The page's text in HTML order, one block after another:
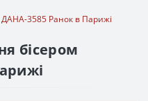
3585 Ранок в Парижі
бісером